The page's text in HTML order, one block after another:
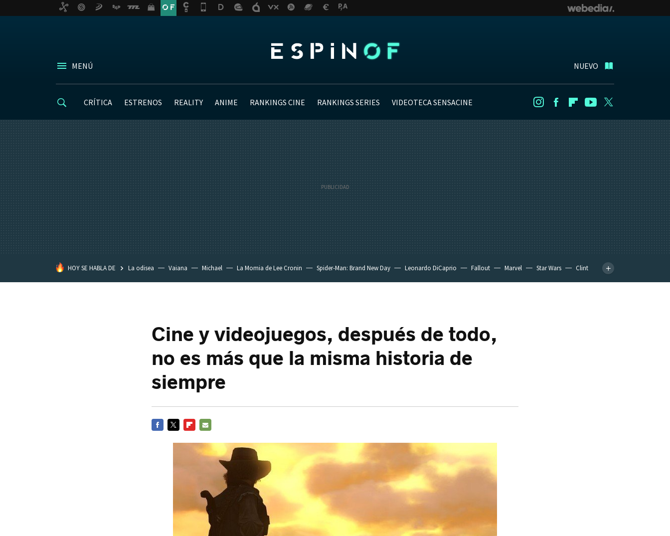
MENÚ NUEVO
CRÍTICA ESTRENOS REALITY ANIME RANKINGS CINE RANKINGS SERIES VIDEOTECA SENSACINE InstagramFacebookFlipboard
Youtube
HOY SE HABLA DE La odisea Vaiana Michael La Momia de Lee Cronin Spider-Man: Brand New Day Leonardo DiCaprio Fallout Marvel Star Wars
Clint
Cine y videojuegos, después de todo,
no es más que la misma historia de
siempre
MAIL